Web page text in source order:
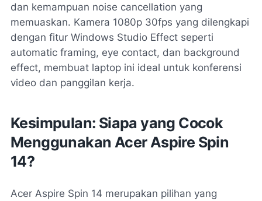
dan kemampuan noise cancellation yang
memuaskan. Kamera 1080p 30fps yang dilengkapi
dengan fitur Windows Studio Effect seperti
automatic framing, eye contact, dan background
effect, membuat laptop ini ideal untuk konferensi
video dan panggilan kerja.
Kesimpulan: Siapa yang Cocok
Menggunakan Acer Aspire Spin
14?
Acer Aspire Spin 14 merupakan pilihan yang